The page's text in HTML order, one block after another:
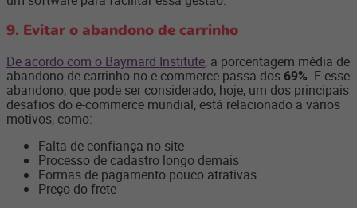
9. Evitar o abandono de carrinho
De acordo com o Baymard Institute, a porcentagem média de
abandono de carrinho no e-commerce passa dos 69%. E esse
abandono, que pode ser considerado, hoje, um dos principais
desafios do e-commerce mundial, está relacionado a vários
motivos, como:
Falta de confiança no site
Processo de cadastro longo demais
Formas de pagamento pouco atrativas
Preço do frete